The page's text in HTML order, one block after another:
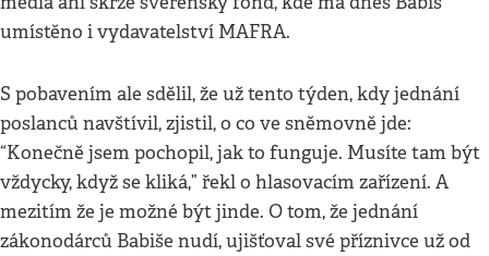
umístěno i vydavatelství MAFRA.
S pobavením ale sdělil, že už tento týden, kdy jednání
poslanců navštívil, zjistil, o co ve sněmovně jde:
“Konečně jsem pochopil, jak to funguje. Musíte tam být
vždycky, když se kliká,” řekl o hlasovacím zařízení. A
mezitím že je možné být jinde. O tom, že jednání
zákonodárců Babiše nudí, ujišťoval své příznivce už od